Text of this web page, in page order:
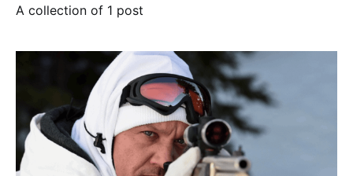
A collection of 1 post